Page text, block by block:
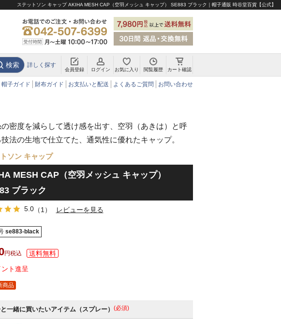
ステットソン キャップ AKIHA MESH CAP（空羽メッシュ キャップ） SE883 ブラック｜帽子通販 時谷堂百貨【公式】
検索 詳しく探す
会員登録 ログイン お気に入り 閲覧履歴 カート確認
帽子ガイド 財布ガイド お支払いと配送 よくあるご質問 お問い合わせ
の密度を減らして透け感を出す、空羽（あきは）と呼
法の生地で仕立てた、通気性に優れたキャップ。
ソン キャップ
MESH CAP（空羽メッシュ キャップ）
ブラック
5.0（1） レビューを見る
se883-black
税込
ント進呈
商品
一緒に買いたいアイテム（スプレー） (必須)